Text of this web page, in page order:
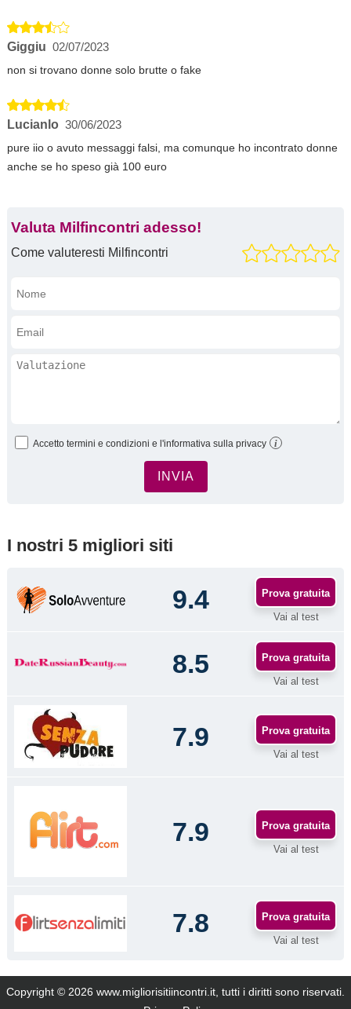
Giggiu 02/07/2023
non si trovano donne solo brutte o fake
Lucianlo 30/06/2023
pure iio o avuto messaggi falsi, ma comunque ho incontrato donne
anche se ho speso già 100 euro
Valuta Milfincontri adesso!
Come valuteresti Milfincontri
Accetto termini e condizioni e l'informativa sulla privacy i
I nostri 5 migliori siti
9.4
Prova gratuita
Vai al test
8.5
Prova gratuita
Vai al test
7.9
Prova gratuita
Vai al test
7.9
Prova gratuita
Vai al test
7.8
Prova gratuita
Vai al test
Copyright © 2026 www.migliorisitiincontri.it, tutti i diritti sono riservati.